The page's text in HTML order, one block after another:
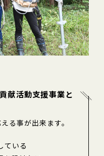
金について（公募事
Heart』
献活動支援事業と
る事が出来ます。
ている